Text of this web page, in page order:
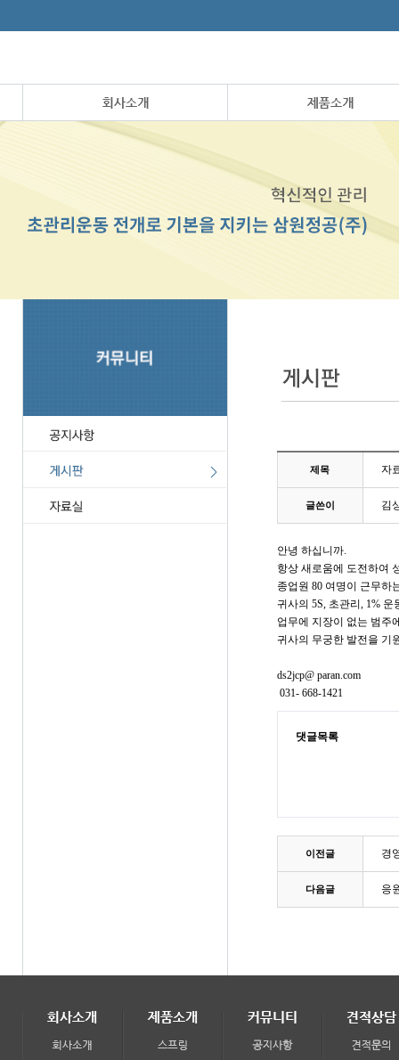
제목 자
글쓴이 김
안녕 하십니까.
항상 새로움에 도전하여
종업원 80 여명이 근무하
귀사의 5S, 초관리, 1%
업무에 지장이 없는 범주
귀사의 무궁한 발전을 기
ds2jcp@ paran.com
031- 668-1421
댓글목록
이전글 경
다음글 응